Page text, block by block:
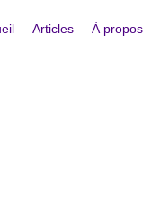
Articles À propos